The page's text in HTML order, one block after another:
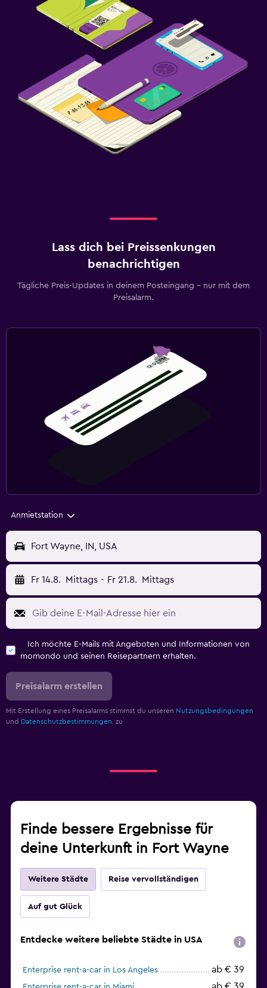
Lass dich bei Preissenkungen
benachrichtigen
Tägliche Preis-Updates in deinem Posteingang – nur mit dem
Preisalarm.
Anmietstation
Fort Wayne, IN, USA
Fr 14.8. Mittags - Fr 21.8. Mittags
Ich möchte E-Mails mit Angeboten und Informationen von
momondo und seinen Reisepartnern erhalten.
Preisalarm erstellen
Mit Erstellung eines Preisalarms stimmst du unseren Nutzungsbedingungen
und Datenschutzbestimmungen. zu
Finde bessere Ergebnisse für
deine Unterkunft in Fort Wayne
Weitere Städte Reise vervollständigen
Auf gut Glück
Entdecke weitere beliebte Städte in USA
Enterprise rent-a-car in Los Angeles ab € 39